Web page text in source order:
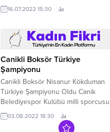
Büyükşehir Belediyesi, Hisarönü-
Ovacık Mahallesi kanalizasyon
çalışmalarına hız kesmeden devam
ediyor.
16.07.2022 15:30
Canikli Boksör Türkiye
Şampiyonu
Canikli Boksör Nisanur Kökduman
Türkiye Şampiyonu Oldu Canik
Belediyespor Kulübü milli sporcusu
Nisanur Kökduman, 24 Temmuz ile
3 Ağustos tarihleri arasında
03.08.2022 18:30